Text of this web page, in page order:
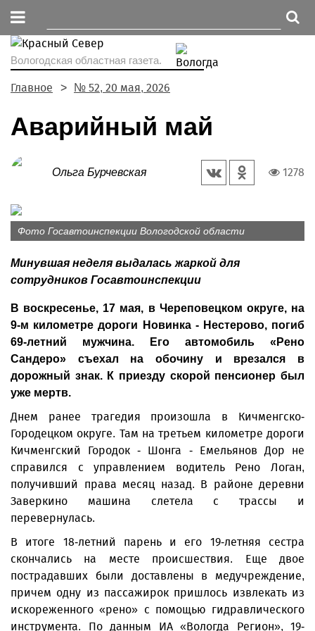
Вологодская областная газета.
Главное № 52, 20 мая, 2026
Аварийный май
Ольга Бурчевская 1278
Фото Госавтоинспекции Вологодской области
Минувшая неделя выдалась жаркой для
сотрудников Госавтоинспекции
В воскресенье, 17 мая, в Череповецком округе, на
9-м километре дороги Новинка - Нестерово, погиб
69-летний мужчина. Его автомобиль «Рено
Сандеро» съехал на обочину и врезался в
дорожный знак. К приезду скорой пенсионер был
уже мертв.
Днем ранее трагедия произошла в Кичменгско-
Городецком округе. Там на третьем километре дороги
Кичменгский Городок - Шонга - Емельянов Дор не
справился с управлением водитель Рено Логан,
получивший права месяц назад. В районе деревни
Заверкино машина слетела с трассы и
перевернулась.
В итоге 18-летний парень и его 19-летняя сестра
скончались на месте происшествия. Еще двое
пострадавших были доставлены в медучреждение,
причем одну из пассажирок пришлось извлекать из
искореженного «рено» с помощью гидравлического
инструмента. По данным ИА «Вологда Регион», 19-